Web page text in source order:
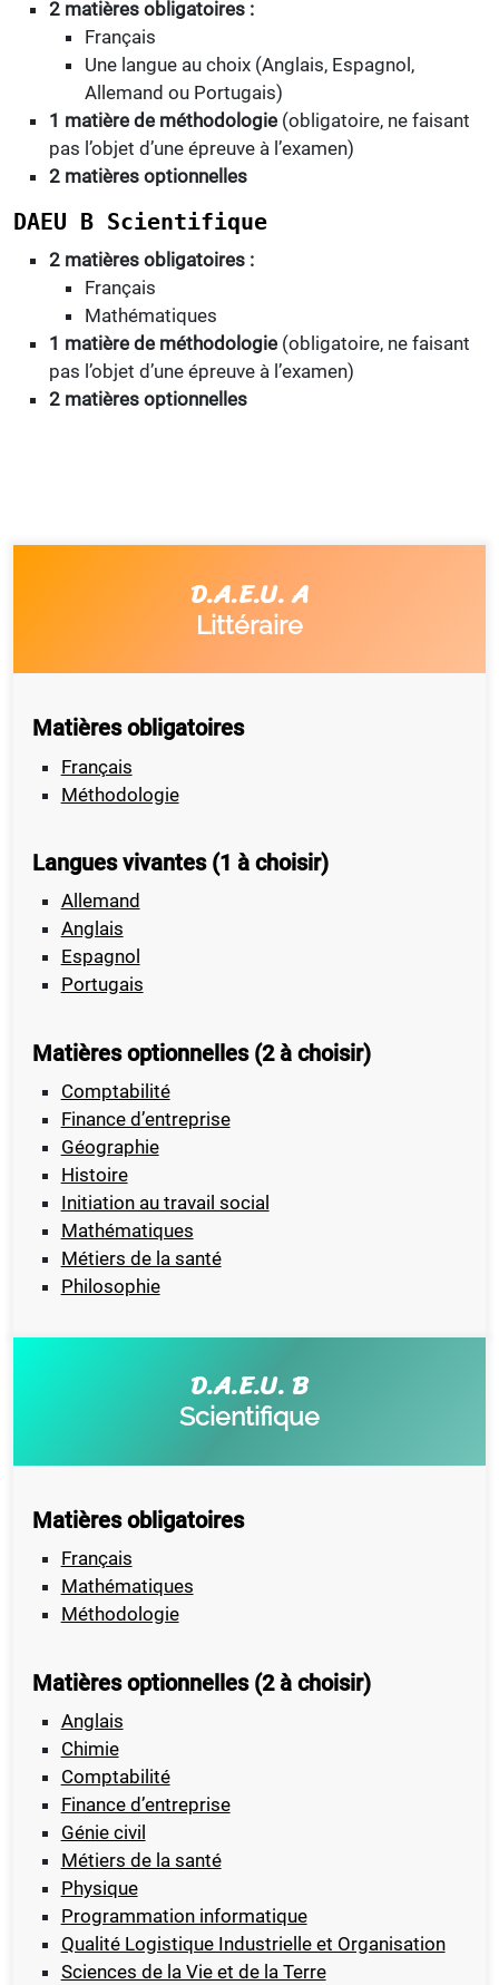
2 matières obligatoires :
Français
Une langue au choix (Anglais, Espagnol,
Allemand ou Portugais)
1 matière de méthodologie (obligatoire, ne faisant
pas l’objet d’une épreuve à l’examen)
2 matières optionnelles
DAEU B Scientifique
2 matières obligatoires :
Français
Mathématiques
1 matière de méthodologie (obligatoire, ne faisant
pas l’objet d’une épreuve à l’examen)
2 matières optionnelles
D.A.E.U. A
Littéraire
Matières obligatoires
Français
Méthodologie
Langues vivantes (1 à choisir)
Allemand
Anglais
Espagnol
Portugais
Matières optionnelles (2 à choisir)
Comptabilité
Finance d’entreprise
Géographie
Histoire
Initiation au travail social
Mathématiques
Métiers de la santé
Philosophie
D.A.E.U. B
Scientifique
Matières obligatoires
Français
Mathématiques
Méthodologie
Matières optionnelles (2 à choisir)
Anglais
Chimie
Comptabilité
Finance d’entreprise
Génie civil
Métiers de la santé
Physique
Programmation informatique
Qualité Logistique Industrielle et Organisation
Sciences de la Vie et de la Terre